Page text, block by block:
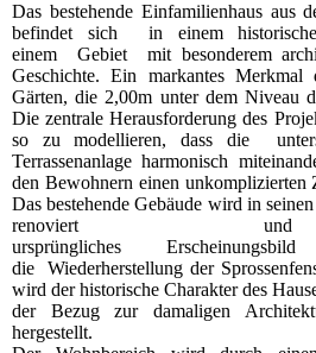
Das bestehende Einfamilienhaus aus
befindet sich in einem
einem Gebiet mit besonderem
Geschichte. Ein markantes
Gärten, die 2,00m unter dem Niveau
Die zentrale Herausforderung des
so zu modellieren, dass die
Terrassenanlage harmonisch
den Bewohnern einen unkomplizierten
Das bestehende Gebäude wird in
renoviert
ursprüngliches
die Wiederherstellung der
wird der historische Charakter des
der Bezug zur damaligen
hergestellt.